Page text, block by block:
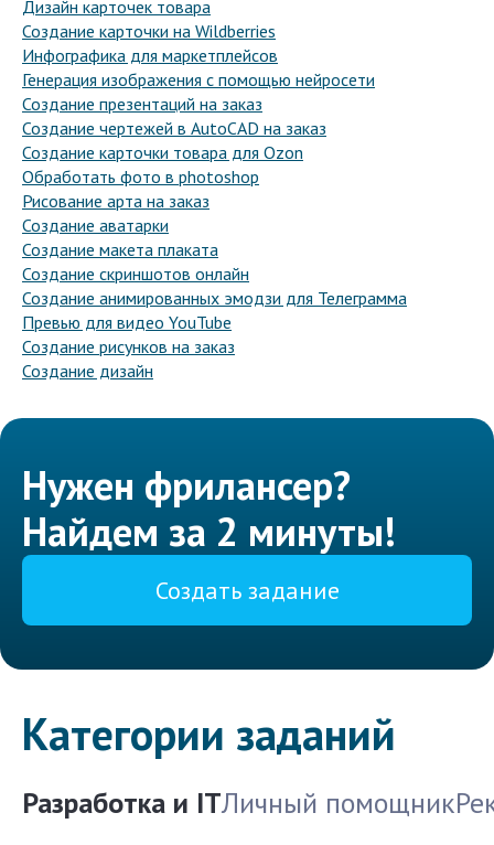
Дизайн карточек товара
Создание карточки на Wildberries
Инфографика для маркетплейсов
Генерация изображения с помощью нейросети
Создание презентаций на заказ
Создание чертежей в AutoCAD на заказ
Создание карточки товара для Ozon
Обработать фото в photoshop
Рисование арта на заказ
Создание аватарки
Создание макета плаката
Создание скриншотов онлайн
Создание анимированных эмодзи для Телеграмма
Превью для видео YouTube
Создание рисунков на заказ
Создание дизайн
Нужен фрилансер?
Найдем за 2 минуты!
Создать задание
Категории заданий
Разработка и ITЛичный помощник